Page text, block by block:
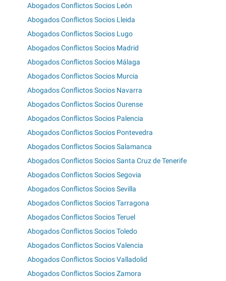
Abogados Conflictos Socios León
Abogados Conflictos Socios Lleida
Abogados Conflictos Socios Lugo
Abogados Conflictos Socios Madrid
Abogados Conflictos Socios Málaga
Abogados Conflictos Socios Murcia
Abogados Conflictos Socios Navarra
Abogados Conflictos Socios Ourense
Abogados Conflictos Socios Palencia
Abogados Conflictos Socios Pontevedra
Abogados Conflictos Socios Salamanca
Abogados Conflictos Socios Santa Cruz de Tenerife
Abogados Conflictos Socios Segovia
Abogados Conflictos Socios Sevilla
Abogados Conflictos Socios Tarragona
Abogados Conflictos Socios Teruel
Abogados Conflictos Socios Toledo
Abogados Conflictos Socios Valencia
Abogados Conflictos Socios Valladolid
Abogados Conflictos Socios Zamora